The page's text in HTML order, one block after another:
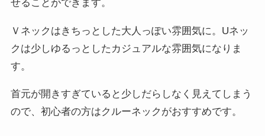
せることができます。
Ｖネックはきちっとした大人っぽい雰囲気に。Uネッ
クは少しゆるっとしたカジュアルな雰囲気になりま
す。
首元が開きすぎていると少しだらしなく見えてしまう
ので、初心者の方はクルーネックがおすすめです。